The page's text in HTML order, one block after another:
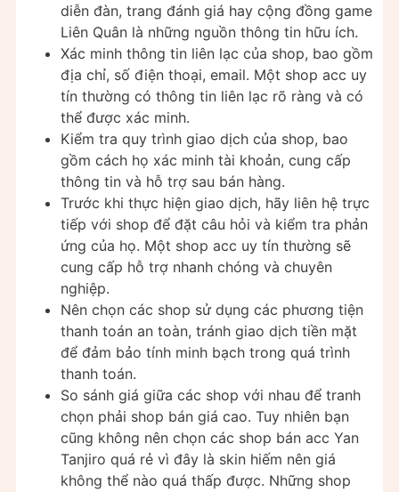
diễn đàn, trang đánh giá hay cộng đồng game
Liên Quân là những nguồn thông tin hữu ích.
Xác minh thông tin liên lạc của shop, bao gồm
địa chỉ, số điện thoại, email. Một shop acc uy
tín thường có thông tin liên lạc rõ ràng và có
thể được xác minh.
Kiểm tra quy trình giao dịch của shop, bao
gồm cách họ xác minh tài khoản, cung cấp
thông tin và hỗ trợ sau bán hàng.
Trước khi thực hiện giao dịch, hãy liên hệ trực
tiếp với shop để đặt câu hỏi và kiểm tra phản
ứng của họ. Một shop acc uy tín thường sẽ
cung cấp hỗ trợ nhanh chóng và chuyên
nghiệp.
Nên chọn các shop sử dụng các phương tiện
thanh toán an toàn, tránh giao dịch tiền mặt
để đảm bảo tính minh bạch trong quá trình
thanh toán.
So sánh giá giữa các shop với nhau để tranh
chọn phải shop bán giá cao. Tuy nhiên bạn
cũng không nên chọn các shop bán acc Yan
Tanjiro quá rẻ vì đây là skin hiếm nên giá
không thể nào quá thấp được. Những shop